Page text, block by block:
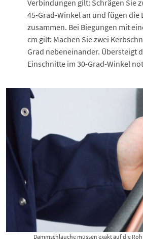
Verbindungen gilt: Schrägen Sie
45-Grad-Winkel an und fügen die
zusammen. Bei Biegungen mit
cm gilt: Machen Sie zwei
Grad nebeneinander. Übersteigt
Einschnitte im 30-Grad-Winkel
Dammschläuche müssen exakt auf die